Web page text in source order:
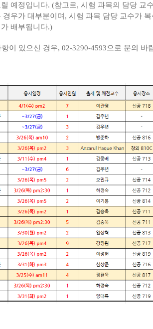
예정입니다. (참고로, 시험 과목의 담당 교
경우가 대부분이며, 시험 과목 담당 교수가
배부됩니다.)
이 있으신 경우, 02-3290-4593으로 문의 바